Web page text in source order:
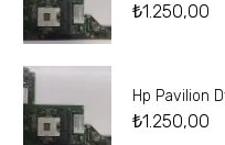
₺1.250,00
Hp Pavilion
₺1.250,00